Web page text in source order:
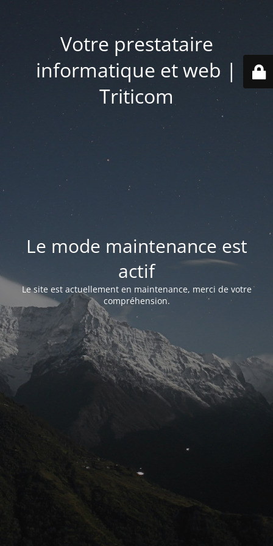
Votre prestataire
informatique et web |
Triticom
Le mode maintenance est
actif
Le site est actuellement en maintenance, merci de votre
compréhension.